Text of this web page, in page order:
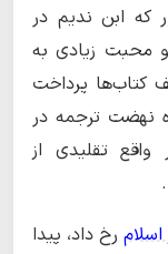
که ابن ندیم در
و محبت زیادی به
کتاب‌ها پرداخت
آنچه درباره نهضت ترجمه در
تقلیدی از
رخ داد، پیدا